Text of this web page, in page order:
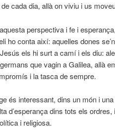
cada dia, allà on viviu i us
perspectiva i fe i
ho conta així: aquelles dones
els hi surt a camí i els diu:
que vagin a Galilea, allà
i la tasca de sempre.
és interessant, dins un món i
d’esperança dins tots els
i religiosa.